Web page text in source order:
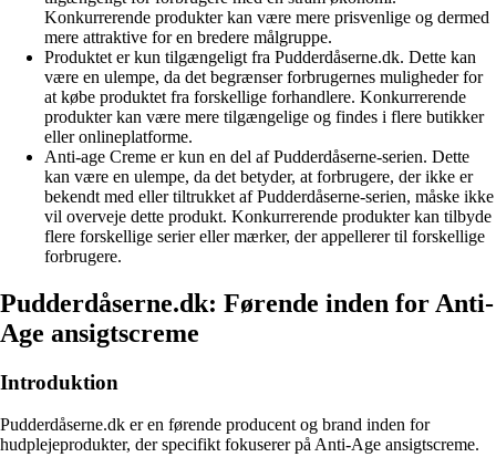
Konkurrerende produkter kan være mere prisvenlige og dermed
mere attraktive for en bredere målgruppe.
Produktet er kun tilgængeligt fra Pudderdåserne.dk. Dette kan
være en ulempe, da det begrænser forbrugernes muligheder for
at købe produktet fra forskellige forhandlere. Konkurrerende
produkter kan være mere tilgængelige og findes i flere butikker
eller onlineplatforme.
Anti-age Creme er kun en del af Pudderdåserne-serien. Dette
kan være en ulempe, da det betyder, at forbrugere, der ikke er
bekendt med eller tiltrukket af Pudderdåserne-serien, måske ikke
vil overveje dette produkt. Konkurrerende produkter kan tilbyde
flere forskellige serier eller mærker, der appellerer til forskellige
forbrugere.
Pudderdåserne.dk: Førende inden for Anti-
Age ansigtscreme
Introduktion
Pudderdåserne.dk er en førende producent og brand inden for
hudplejeprodukter, der specifikt fokuserer på Anti-Age ansigtscreme.